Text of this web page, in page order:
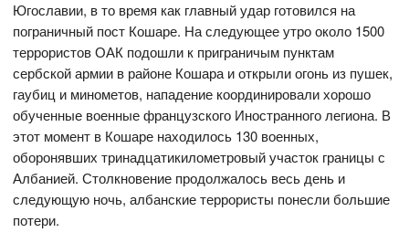
Югославии, в то время как главный удар готовился на
пограничный пост Кошаре. На следующее утро около 1500
террористов ОАК подошли к приграничым пунктам
сербской армии в районе Кошара и открыли огонь из пушек,
гаубиц и минометов, нападение координировали хорошо
обученные военные французского Иностранного легиона. В
этот момент в Кошаре находилось 130 военных,
оборонявших тринадцатикилометровый участок границы с
Албанией. Столкновение продолжалось весь день и
следующую ночь, албанские террористы понесли большие
потери.